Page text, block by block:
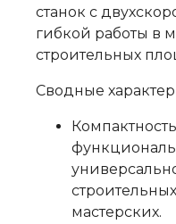
станок с
гибкой работы в
строительных
Сводные
мастерских.